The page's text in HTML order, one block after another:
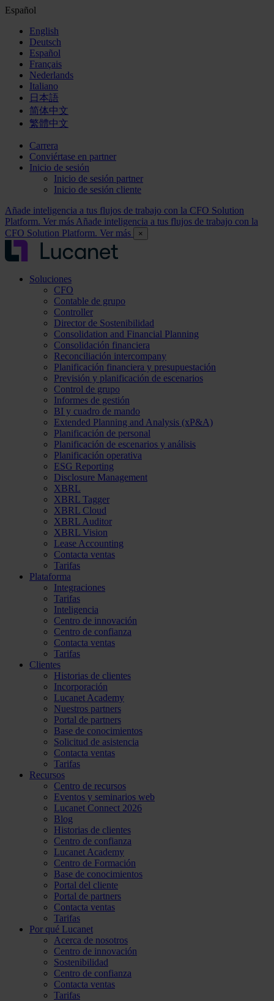
Español
English
Deutsch
Español
Français
Nederlands
Italiano
日本語
简体中文
繁體中文
Carrera
Conviértase en partner
Inicio de sesión
Inicio de sesión partner
Inicio de sesión cliente
Añade inteligencia a tus flujos de trabajo con la CFO Solution
Platform. Ver más Añade inteligencia a tus flujos de trabajo con la
CFO Solution Platform. Ver más
×
Soluciones
CFO
Contable de grupo
Controller
Director de Sostenibilidad
Consolidation and Financial Planning
Consolidación financiera
Reconciliación intercompany
Planificación financiera y presupuestación
Previsión y planificación de escenarios
Control de grupo
Informes de gestión
BI y cuadro de mando
Extended Planning and Analysis (xP&A)
Planificación de personal
Planificación de escenarios y análisis
Planificación operativa
ESG Reporting
Disclosure Management
XBRL
XBRL Tagger
XBRL Cloud
XBRL Auditor
XBRL Vision
Lease Accounting
Contacta ventas
Tarifas
Plataforma
Integraciones
Tarifas
Inteligencia
Centro de innovación
Centro de confianza
Contacta ventas
Tarifas
Clientes
Historias de clientes
Incorporación
Lucanet Academy
Nuestros partners
Portal de partners
Base de conocimientos
Solicitud de asistencia
Contacta ventas
Tarifas
Recursos
Centro de recursos
Eventos y seminarios web
Lucanet Connect 2026
Blog
Historias de clientes
Centro de confianza
Lucanet Academy
Centro de Formación
Base de conocimientos
Portal del cliente
Portal de partners
Contacta ventas
Tarifas
Por qué Lucanet
Acerca de nosotros
Centro de innovación
Sostenibilidad
Centro de confianza
Contacta ventas
Tarifas